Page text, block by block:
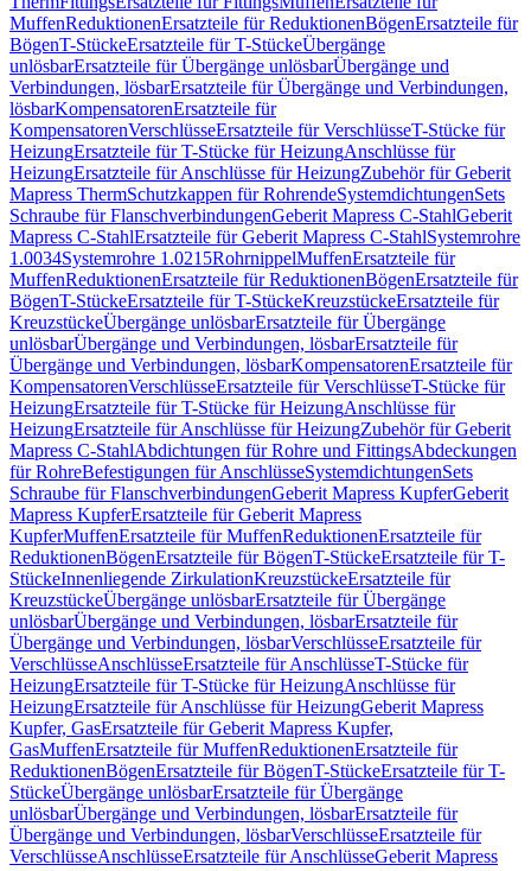
MuffenReduktionenErsatzteile für ReduktionenBögenErsatzteile für
BögenT-StückeErsatzteile für T-StückeÜbergänge
unlösbarErsatzteile für Übergänge unlösbarÜbergänge und
Verbindungen, lösbarErsatzteile für Übergänge und Verbindungen,
lösbarKompensatorenErsatzteile für
KompensatorenVerschlüsseErsatzteile für VerschlüsseT-Stücke für
HeizungErsatzteile für T-Stücke für HeizungAnschlüsse für
HeizungErsatzteile für Anschlüsse für HeizungZubehör für Geberit
Mapress ThermSchutzkappen für RohrendeSystemdichtungenSets
Schraube für FlanschverbindungenGeberit Mapress C-StahlGeberit
Mapress C-StahlErsatzteile für Geberit Mapress C-StahlSystemrohre
1.0034Systemrohre 1.0215RohrnippelMuffenErsatzteile für
MuffenReduktionenErsatzteile für ReduktionenBögenErsatzteile für
BögenT-StückeErsatzteile für T-StückeKreuzstückeErsatzteile für
KreuzstückeÜbergänge unlösbarErsatzteile für Übergänge
unlösbarÜbergänge und Verbindungen, lösbarErsatzteile für
Übergänge und Verbindungen, lösbarKompensatorenErsatzteile für
KompensatorenVerschlüsseErsatzteile für VerschlüsseT-Stücke für
HeizungErsatzteile für T-Stücke für HeizungAnschlüsse für
HeizungErsatzteile für Anschlüsse für HeizungZubehör für Geberit
Mapress C-StahlAbdichtungen für Rohre und FittingsAbdeckungen
für RohreBefestigungen für AnschlüsseSystemdichtungenSets
Schraube für FlanschverbindungenGeberit Mapress KupferGeberit
Mapress KupferErsatzteile für Geberit Mapress
KupferMuffenErsatzteile für MuffenReduktionenErsatzteile für
ReduktionenBögenErsatzteile für BögenT-StückeErsatzteile für T-
StückeInnenliegende ZirkulationKreuzstückeErsatzteile für
KreuzstückeÜbergänge unlösbarErsatzteile für Übergänge
unlösbarÜbergänge und Verbindungen, lösbarErsatzteile für
Übergänge und Verbindungen, lösbarVerschlüsseErsatzteile für
VerschlüsseAnschlüsseErsatzteile für AnschlüsseT-Stücke für
HeizungErsatzteile für T-Stücke für HeizungAnschlüsse für
HeizungErsatzteile für Anschlüsse für HeizungGeberit Mapress
Kupfer, GasErsatzteile für Geberit Mapress Kupfer,
GasMuffenErsatzteile für MuffenReduktionenErsatzteile für
ReduktionenBögenErsatzteile für BögenT-StückeErsatzteile für T-
StückeÜbergänge unlösbarErsatzteile für Übergänge
unlösbarÜbergänge und Verbindungen, lösbarErsatzteile für
Übergänge und Verbindungen, lösbarVerschlüsseErsatzteile für
VerschlüsseAnschlüsseErsatzteile für AnschlüsseGeberit Mapress